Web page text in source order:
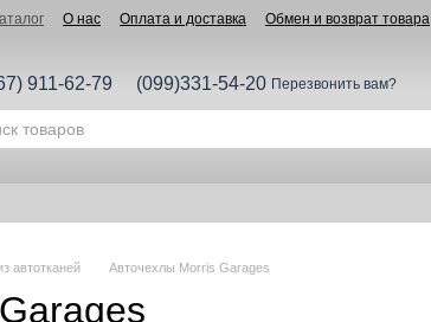
О нас Оплата и доставка Обмен и возврат товара
911-62-79 (099)331-54-20 Перезвонить вам?
автотканей Авточехлы Morris Garages